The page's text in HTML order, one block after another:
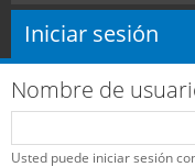
Iniciar sesión
Nombre de
Usted puede iniciar sesión